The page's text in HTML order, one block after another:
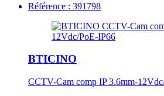
Référence : 391798
BTICINO
CCTV-Cam comp IP 3.6mm-